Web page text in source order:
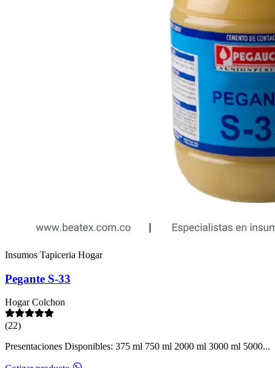
Insumos Tapiceria Hogar
Pegante S-33
HogarColchon
(22)
Presentaciones Disponibles: 375 ml 750 ml 2000 ml 3000 ml 5000...